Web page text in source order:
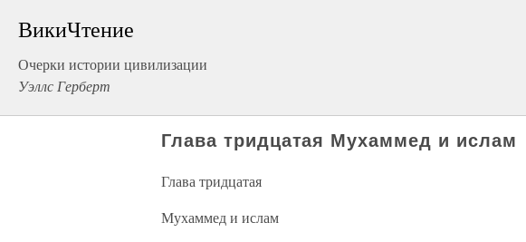
ВикиЧтение
Очерки истории цивилизации
Уэллс Герберт
Глава тридцатая Мухаммед и ислам
Глава тридцатая
Мухаммед и ислам